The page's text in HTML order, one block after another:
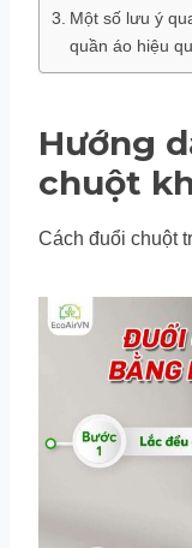
Một số lưu ý
quần áo hiệu
Hướng
chuột
Cách đuổi chuột